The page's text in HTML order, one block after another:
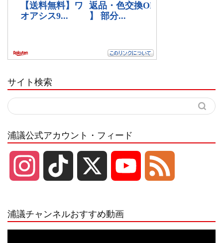
サイト検索
浦議公式アカウント・フィード
浦議チャンネルおすすめ動画